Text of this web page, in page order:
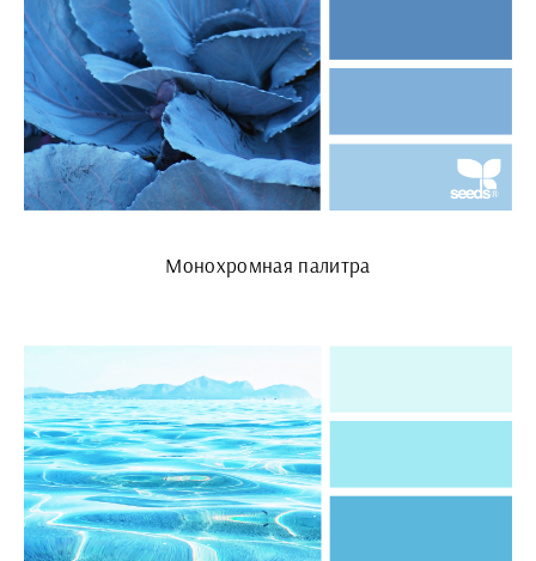
Монохромная палитра